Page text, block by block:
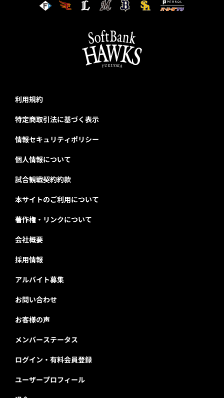
利用規約
特定商取引法に基づく表示
情報セキュリティポリシー
個人情報について
試合観戦契約約款
本サイトのご利用について
著作権・リンクについて
会社概要
採用情報
アルバイト募集
お問い合わせ
お客様の声
メンバーステータス
ログイン・有料会員登録
ユーザープロフィール